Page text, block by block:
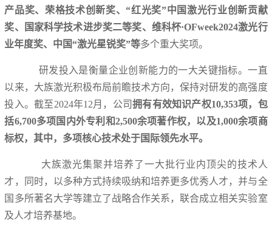
产品奖、荣格技术创新奖、“红光奖”中国激光行业创新贡献
奖、国家科学技术进步奖二等奖、维科杯·OFweek2024激光行
业年度奖、中国“激光星锐奖”等多个重大奖项。
研发投入是衡量企业创新能力的一大关键指标。一直
以来，大族激光积极布局前瞻技术方向，保持对研发的高强度
投入。截至2024年12月，公司拥有有效知识产权10,353项，包
括6,700多项国内外专利和2,500余项著作权，以及1,000余项商
标权，其中，多项核心技术处于国际领先水平。
大族激光集聚并培养了一大批行业内顶尖的技术人
才，同时，以多种方式持续吸纳和培养更多优秀人才，并与全
国多所著名大学等建立了战略合作关系，联合成立相关实验室
及人才培养基地。